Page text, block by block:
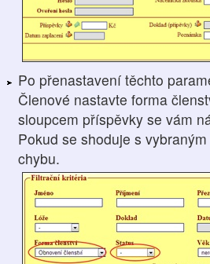
Po přenastavení těchto
Členové nastavte forma
sloupcem příspěvky se vám
Pokud se shoduje s
chybu.